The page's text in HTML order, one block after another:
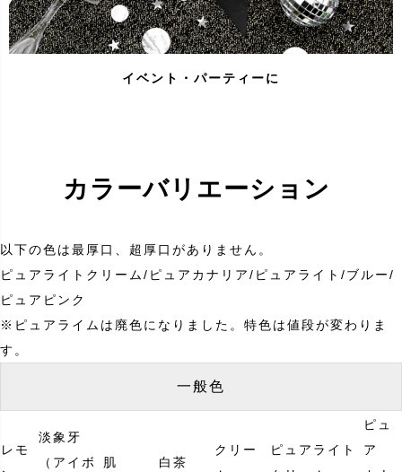
イベント・パーティーに
カラーバリエーション
以下の色は最厚口、超厚口がありません。
ピュアライトクリーム/ピュアカナリア/ピュアライト/ブルー/
ピュアピンク
※ピュアライムは廃色になりました。特色は値段が変わりま
す。
一般色
レモ
淡象牙
（アイボ
肌 白茶
クリー
ピュアライト
ピュ
ア